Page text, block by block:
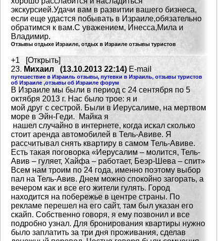
экскурсией.Удачи вам в развитии вашего бизнеса,
если еще удастся побывать в Израиле,обязательно
обратимся к вам.С уважением, Инесса,Мила и
Владимир.
Отзывы отдыхе Израиле, отдых в Израиле отзывы туристов
+1 [Открыть]
23. Михаил (13.10.2013 22:14) E-mail
путешествие в Израиль отзывы, путевки в Израиль, отзывы туристов
об Израиле ,отзывы об Израиле форум
В Израиле мы были в период с 24 сентября по 5
октября 2013 г. Нас было трое: я и
мой друг с сестрой. Были в Иерусалиме, на мертвом
море в Эйн-Геди. Майка я
нашел случайно в интернете, когда искал сколько
стоит аренда автомобилей в Тель-Авиве. Я
рассчитывал снять квартиру в самом Тель-Авиве.
Есть такая поговорка «Иерусалим – молится, Тель-
Авив – гуляет, Хайфа – работает, Беэр-Шева – спит»
Всем нам троим по 24 года, именно поэтому выбор
пал на Тель-Авив. Днем можно спокойно загорать, а
вечером как и все его жители гулять. Город
находится на побережье в центре страны. По
рекламе перешел на его сайт, там был указан его
скайп. Собственно говоря, я ему позвонил и все
подробно узнал. Для бронирования квартиры нужно
было заплатить за три дня проживания, сделав